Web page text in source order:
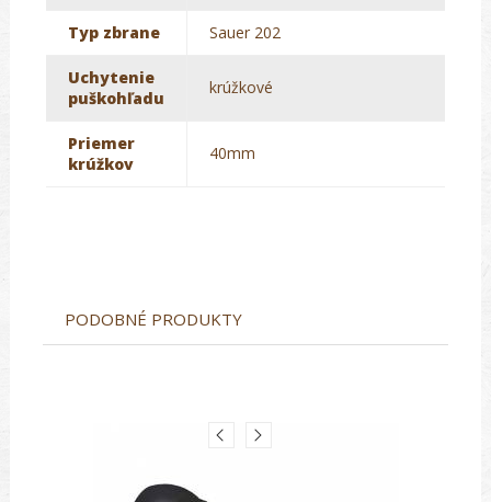
Typ zbrane Sauer 202
Uchytenie
puškohľadu
krúžkové
Priemer
krúžkov
40mm
PODOBNÉ PRODUKTY